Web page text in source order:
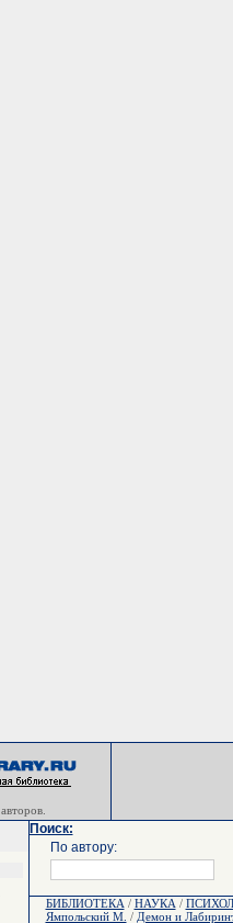
авторов.
Поиск:
По автору:
БИБЛИОТЕКА / НАУКА /
Ямпольский М. / Демон и